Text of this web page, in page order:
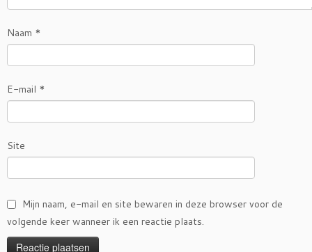
Naam *
E-mail *
Site
Mijn naam, e-mail en site bewaren in deze browser voor de
volgende keer wanneer ik een reactie plaats.